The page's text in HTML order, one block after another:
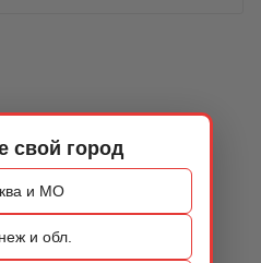
свой город
и МО
и обл.